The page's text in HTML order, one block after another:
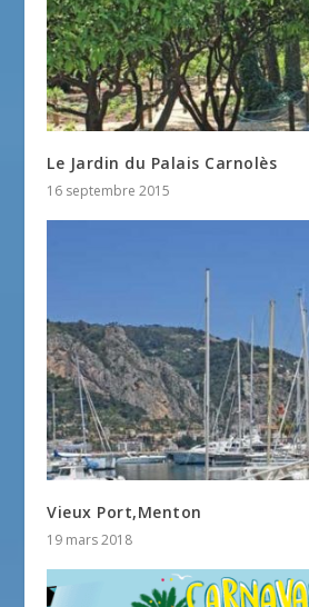
Le Jardin du Palais Carnolès
16 septembre 2015
Vieux Port,Menton
19 mars 2018